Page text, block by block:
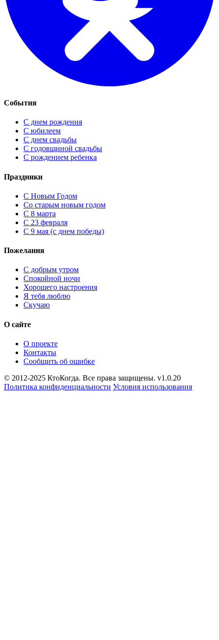
События
С днем рождения
С юбилеем
С днем свадьбы
С годовщиной свадьбы
С рождением ребенка
Праздники
C Новым Годом
Cо старым новым годом
С 8 марта
С 23 февраля
С 9 мая (с днем победы)
Пожелания
С добрым утром
Спокойной ночи
Хорошего настроения
Я тебя люблю
Скучаю
О сайте
О проекте
Контакты
Сообщить об ошибке
© 2012-2025 КтоКогда. Все права защищены. v1.0.20
Политика конфиденциальности Условия использования